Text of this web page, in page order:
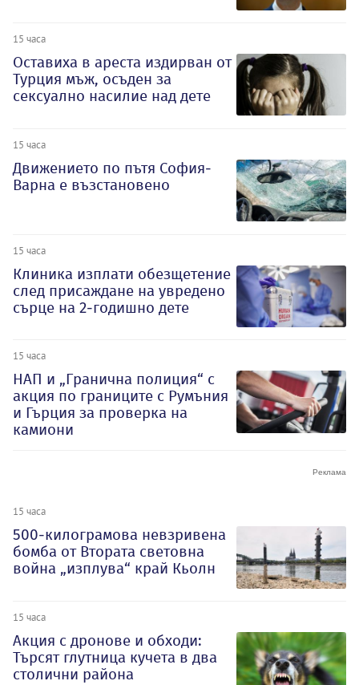
15 часа
Оставиха в ареста издирван от
Турция мъж, осъден за
сексуално насилие над дете
15 часа
Движението по пътя София-
Варна е възстановено
15 часа
Клиника изплати обезщетение
след присаждане на увредено
сърце на 2-годишно дете
15 часа
НАП и „Гранична полиция“ с
акция по границите с Румъния
и Гърция за проверка на
камиони
15 часа
500-килограмова невзривена
бомба от Втората световна
война „изплува“ край Кьолн
15 часа
Акция с дронове и обходи:
Търсят глутница кучета в два
столични района